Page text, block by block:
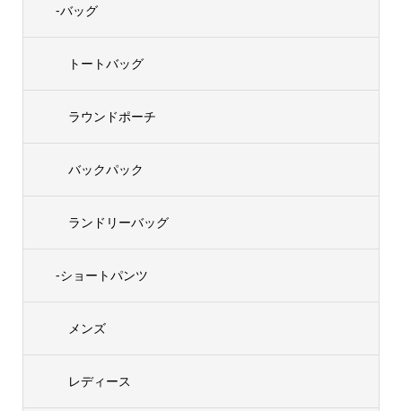
-バッグ
トートバッグ
ラウンドポーチ
バックパック
ランドリーバッグ
-ショートパンツ
メンズ
レディース